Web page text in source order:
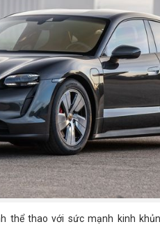
thể thao với sức mạnh kinh